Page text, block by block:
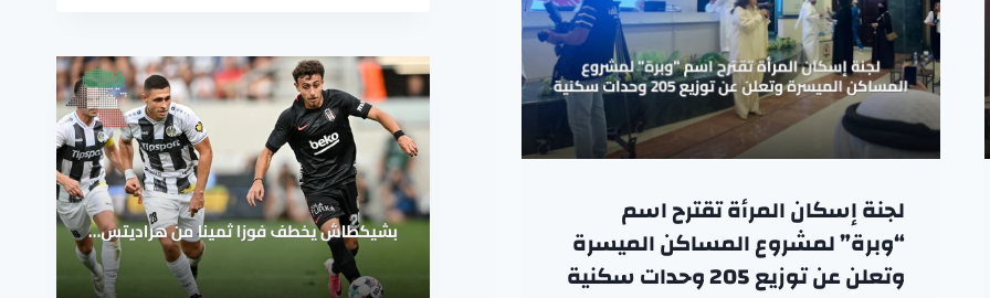
لجنة إسكان المرأة تقترح اسم
“وبرة” لمشروع المساكن الميسرة
وتعلن عن توزيع 205 وحدات سكنية